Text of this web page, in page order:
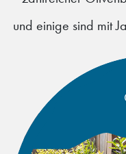
und einige sind mit